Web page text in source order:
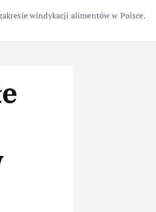
windykacji alimentów w Polsce.